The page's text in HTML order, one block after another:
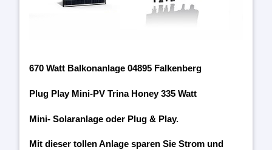
670 Watt Balkonanlage 04895 Falkenberg
Plug Play Mini-PV Trina Honey 335 Watt
Mini- Solaranlage oder Plug & Play.
Mit dieser tollen Anlage sparen Sie Strom und